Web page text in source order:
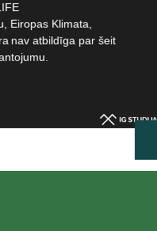
Eiropas Klimata,
nav atbildīga par šeit